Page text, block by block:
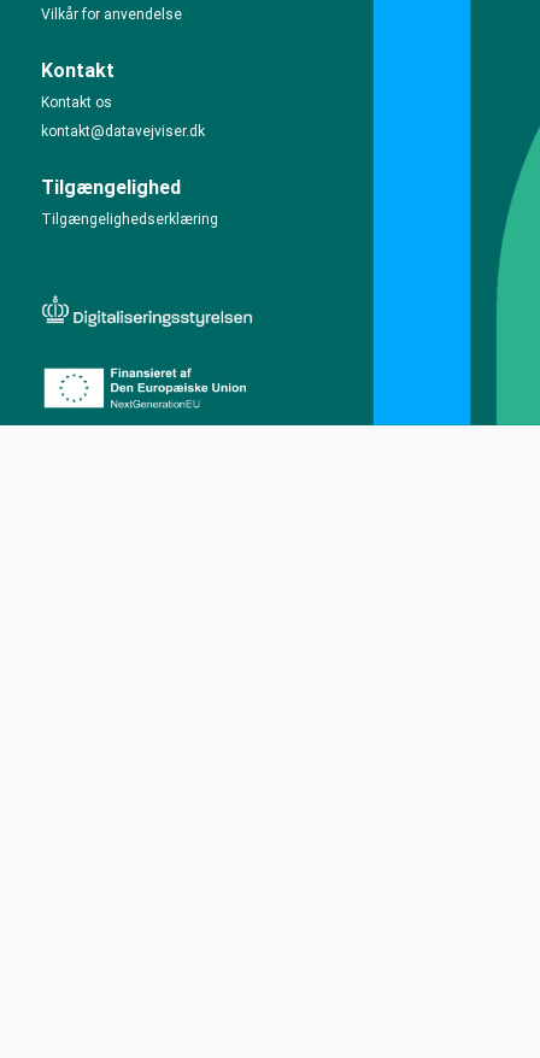
Vilkår for anvendelse
Kontakt
Kontakt os
kontakt@datavejviser.dk
Tilgængelighed
Tilgængelighedserklæring